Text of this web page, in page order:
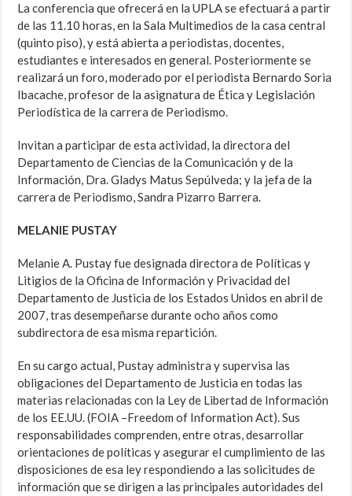
La conferencia que ofrecerá en la UPLA se efectuará a partir
de las 11.10 horas, en la Sala Multimedios de la casa central
(quinto piso), y está abierta a periodistas, docentes,
estudiantes e interesados en general. Posteriormente se
realizará un foro, moderado por el periodista Bernardo Soria
Ibacache, profesor de la asignatura de Ética y Legislación
Periodística de la carrera de Periodismo.
Invitan a participar de esta actividad, la directora del
Departamento de Ciencias de la Comunicación y de la
Información, Dra. Gladys Matus Sepúlveda; y la jefa de la
carrera de Periodismo, Sandra Pizarro Barrera.
MELANIE PUSTAY
Melanie A. Pustay fue designada directora de Políticas y
Litigios de la Oficina de Información y Privacidad del
Departamento de Justicia de los Estados Unidos en abril de
2007, tras desempeñarse durante ocho años como
subdirectora de esa misma repartición.
En su cargo actual, Pustay administra y supervisa las
obligaciones del Departamento de Justicia en todas las
materias relacionadas con la Ley de Libertad de Información
de los EE.UU. (FOIA –Freedom of Information Act). Sus
responsabilidades comprenden, entre otras, desarrollar
orientaciones de políticas y asegurar el cumplimiento de las
disposiciones de esa ley respondiendo a las solicitudes de
información que se dirigen a las principales autoridades del